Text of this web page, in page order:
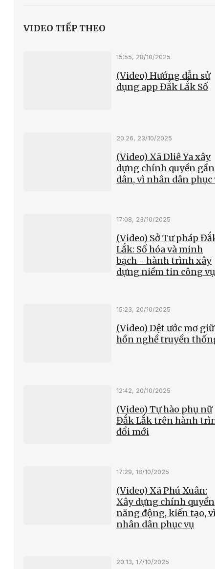
VIDEO TIẾP THEO
15:55, 28/10/2025
(Video) Hướng dẫn sử
dụng app Đắk Lắk Số
20:26, 23/10/2025
(Video) Xã Dliê Ya xây
dựng chính quyền gần
dân, vì nhân dân phục
17:08, 23/10/2025
(Video) Sở Tư pháp Đắk
Lắk: Số hóa và minh
bạch - hành trình xây
dựng niềm tin công vụ
15:23, 20/10/2025
(Video) Dệt ước mơ giữ
hồn nghề truyền thống
12:42, 20/10/2025
(Video) Tự hào phụ nữ
Đắk Lắk trên hành
đổi mới
17:29, 18/10/2025
(Video) Xã Phú Xuân:
Xây dựng chính quyền
năng động, kiến tạo, vì
nhân dân phục vụ
20:13, 17/10/2025